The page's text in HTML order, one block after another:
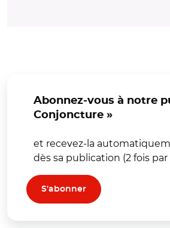
Abonnez-vous à notre
Conjoncture »
et recevez-la
dès sa publication (2 fois par
S'abonner